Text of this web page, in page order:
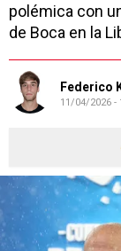
polémica con
de Boca en la
Federico
11/04/2026 -